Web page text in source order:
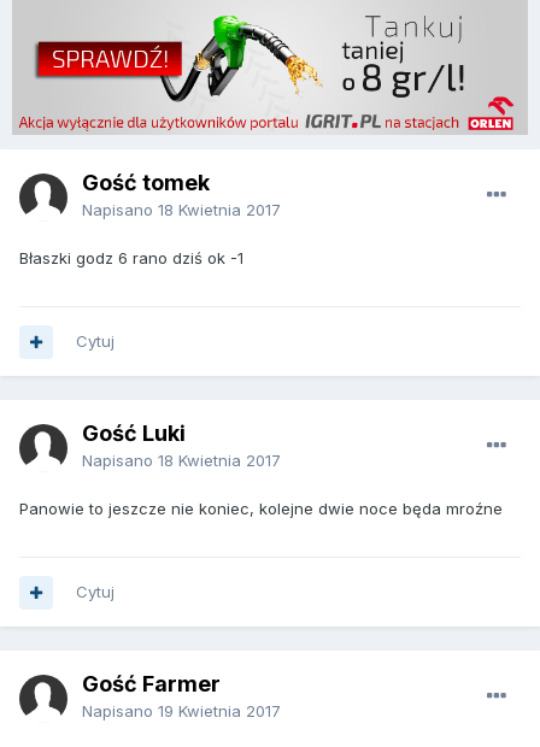
Gość tomek
Napisano 18 Kwietnia 2017
Błaszki godz 6 rano dziś ok -1
Cytuj
Gość Luki
Napisano 18 Kwietnia 2017
Panowie to jeszcze nie koniec, kolejne dwie noce będa mroźne
Cytuj
Gość Farmer
Napisano 19 Kwietnia 2017